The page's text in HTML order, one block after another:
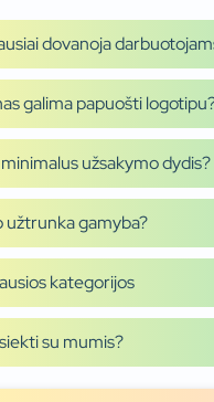
dovanoja
galima papuošti
užsakymo dydis?
užtrunka gamyba?
kategorijos
su mumis?